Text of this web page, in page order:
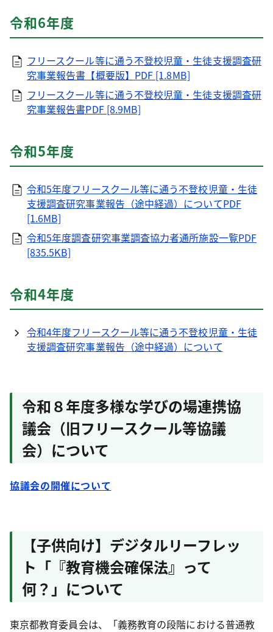
令和6年度
フリースクール等に通う不登校児童・生徒支援調査研
究事業報告書【概要版】PDF [1.8MB]
フリースクール等に通う不登校児童・生徒支援調査研
究事業報告書PDF [8.9MB]
令和5年度
令和5年度フリースクール等に通う不登校児童・生徒
支援調査研究事業報告（途中経過）についてPDF
[1.6MB]
令和5年度調査研究事業調査協力者通所施設一覧PDF
[835.5KB]
令和4年度
令和4年度フリースクール等に通う不登校児童・生徒
支援調査研究事業報告（途中経過）について
令和８年度多様な学びの場連携協
議会（旧フリースクール等協議
会）について
協議会の開催について
【子供向け】デジタルリーフレッ
ト「『教育機会確保法』って
何？」について
東京都教育委員会は、「義務教育の段階における普通教